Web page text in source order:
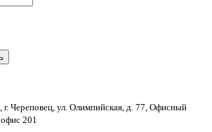
г. Череповец, ул. Олимпийская, д. 77, Офисный
201